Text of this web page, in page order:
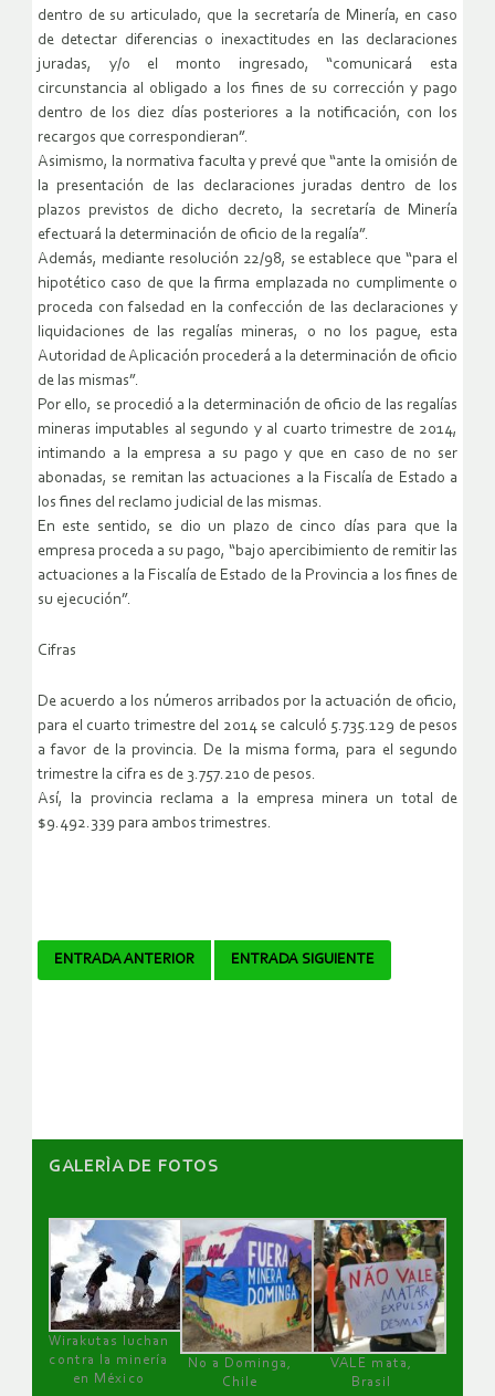
dentro de su articulado, que la secretaría de Minería, en caso
de detectar diferencias o inexactitudes en las declaraciones
juradas, y/o el monto ingresado, “comunicará esta
circunstancia al obligado a los fines de su corrección y pago
dentro de los diez días posteriores a la notificación, con los
recargos que correspondieran”.
Asimismo, la normativa faculta y prevé que “ante la omisión de
la presentación de las declaraciones juradas dentro de los
plazos previstos de dicho decreto, la secretaría de Minería
efectuará la determinación de oficio de la regalía”.
Además, mediante resolución 22/98, se establece que “para el
hipotético caso de que la firma emplazada no cumplimente o
proceda con falsedad en la confección de las declaraciones y
liquidaciones de las regalías mineras, o no los pague, esta
Autoridad de Aplicación procederá a la determinación de oficio
de las mismas”.
Por ello, se procedió a la determinación de oficio de las regalías
mineras imputables al segundo y al cuarto trimestre de 2014,
intimando a la empresa a su pago y que en caso de no ser
abonadas, se remitan las actuaciones a la Fiscalía de Estado a
los fines del reclamo judicial de las mismas.
En este sentido, se dio un plazo de cinco días para que la
empresa proceda a su pago, “bajo apercibimiento de remitir las
actuaciones a la Fiscalía de Estado de la Provincia a los fines de
su ejecución”.
Cifras
De acuerdo a los números arribados por la actuación de oficio,
para el cuarto trimestre del 2014 se calculó 5.735.129 de pesos
a favor de la provincia. De la misma forma, para el segundo
trimestre la cifra es de 3.757.210 de pesos.
Así, la provincia reclama a la empresa minera un total de
$9.492.339 para ambos trimestres.
Navegador
ENTRADA ANTERIOR ENTRADA SIGUIENTE
GALERÌA DE FOTOS
Wirakutas luchan
contra la minería
en México
No a Dominga,
Chile
VALE mata,
Brasil